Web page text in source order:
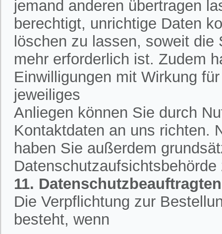
jemand anderen übertragen
berechtigt, unrichtige Daten
löschen zu lassen, soweit
mehr erforderlich ist. Zudem
Einwilligungen mit Wirkung
jeweiliges
Anliegen können Sie durch
Kontaktdaten an uns richten.
haben Sie außerdem
11. Datenschutzbeauftragten
Die Verpflichtung zur
besteht, wenn